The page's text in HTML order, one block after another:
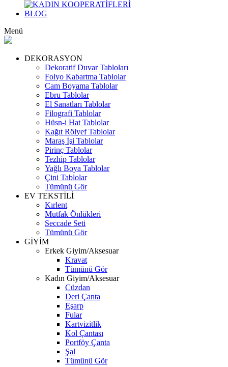
BLOG
Menü
DEKORASYON
Dekoratif Duvar Tabloları
Folyo Kabartma Tablolar
Cam Boyama Tablolar
Ebru Tablolar
El Sanatları Tablolar
Filografi Tablolar
Hüsn-i Hat Tablolar
Kağıt Rölyef Tablolar
Maraş İşi Tablolar
Pirinç Tablolar
Tezhip Tablolar
Yağlı Boya Tablolar
Çini Tablolar
Tümünü Gör
EV TEKSTİLİ
Kırlent
Mutfak Önlükleri
Seccade Seti
Tümünü Gör
GİYİM
Erkek Giyim/Aksesuar
Kravat
Tümünü Gör
Kadın Giyim/Aksesuar
Cüzdan
Deri Çanta
Eşarp
Fular
Kartvizitlik
Kol Çantası
Portföy Çanta
Şal
Tümünü Gör